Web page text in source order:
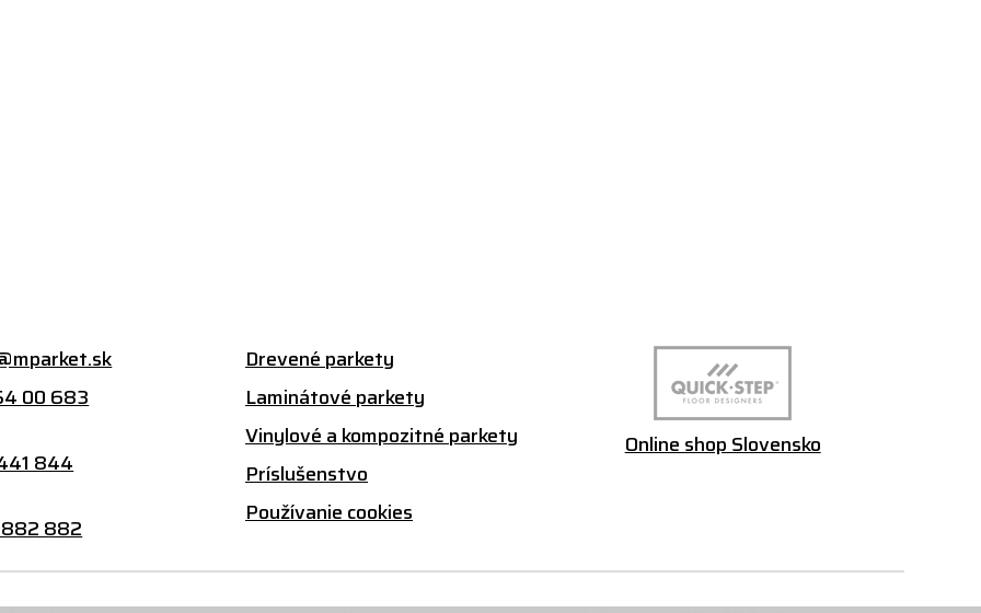
00 683
844
882 882
Drevené parkety
Laminátové parkety
Vinylové a kompozitné parkety
Príslušenstvo
Používanie cookies
Online shop Slovensko